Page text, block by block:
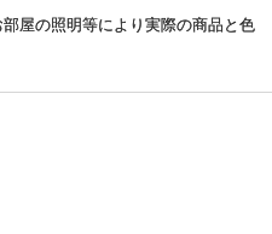
屋の照明等により実際の商品と色